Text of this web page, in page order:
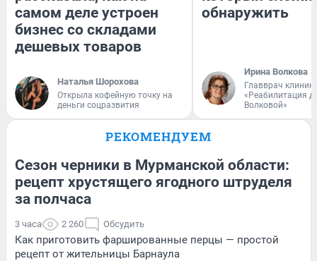
самом деле устроен
бизнес со складами
дешевых товаров
Наталья Шорохова
Открыла кофейную точку на
деньги соцразвития
обнаружить
Ирина Волкова
Главврач
«Реабилитация
Волковой»
РЕКОМЕНДУЕМ
Сезон черники в Мурманской области:
рецепт хрустящего ягодного штруделя
за полчаса
3 часа 2 260 Обсудить
Как приготовить фаршированные перцы — простой
рецепт от жительницы Барнаула